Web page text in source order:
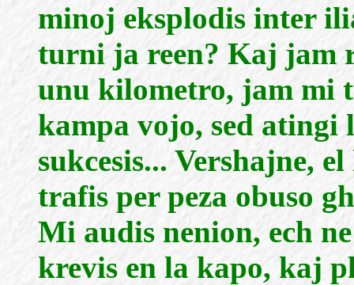
minoj eksplodis inter
turni ja reen? Kaj jam
unu kilometro, jam mi
kampa vojo, sed atingi
sukcesis... Vershajne,
trafis per peza obuso
Mi audis nenion, ech
krevis en la kapo, kaj